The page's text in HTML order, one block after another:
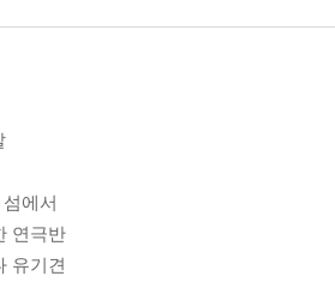
에서
연극반
유기견